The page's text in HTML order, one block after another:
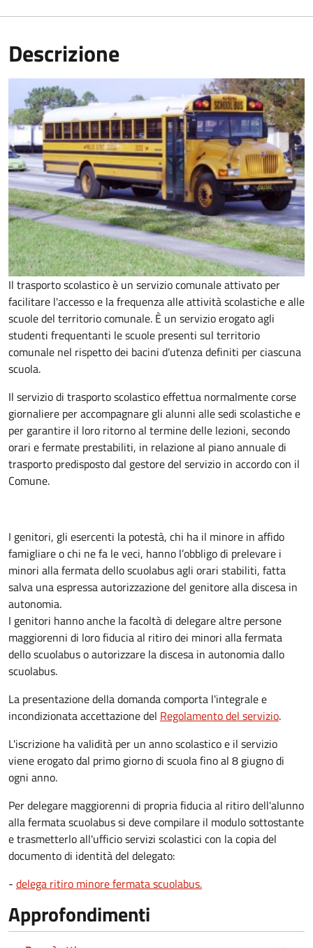
Descrizione
Il trasporto scolastico è un servizio comunale attivato per
facilitare l'accesso e la frequenza alle attività scolastiche e alle
scuole del territorio comunale. È un servizio erogato agli
studenti frequentanti le scuole presenti sul territorio
comunale nel rispetto dei bacini d’utenza definiti per ciascuna
scuola.
Il servizio di trasporto scolastico effettua normalmente corse
giornaliere per accompagnare gli alunni alle sedi scolastiche e
per garantire il loro ritorno al termine delle lezioni, secondo
orari e fermate prestabiliti, in relazione al piano annuale di
trasporto predisposto dal gestore del servizio in accordo con il
Comune.
I genitori, gli esercenti la potestà, chi ha il minore in affido
famigliare o chi ne fa le veci, hanno l’obbligo di prelevare i
minori alla fermata dello scuolabus agli orari stabiliti, fatta
salva una espressa autorizzazione del genitore alla discesa in
autonomia.
I genitori hanno anche la facoltà di delegare altre persone
maggiorenni di loro fiducia al ritiro dei minori alla fermata
dello scuolabus o autorizzare la discesa in autonomia dallo
scuolabus.
La presentazione della domanda comporta l'integrale e
incondizionata accettazione del Regolamento del servizio.
L'iscrizione ha validità per un anno scolastico e il servizio
viene erogato dal primo giorno di scuola fino al 8 giugno di
ogni anno.
Per delegare maggiorenni di propria fiducia al ritiro dell'alunno
alla fermata scuolabus si deve compilare il modulo sottostante
e trasmetterlo all'ufficio servizi scolastici con la copia del
documento di identità del delegato:
- delega ritiro minore fermata scuolabus.
Approfondimenti